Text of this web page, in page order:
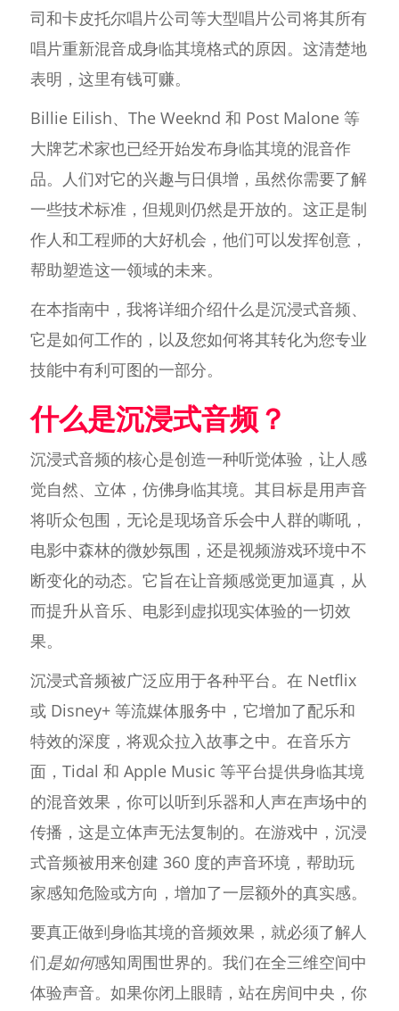
司和卡皮托尔唱片公司等大型唱片公司将其所有
唱片重新混音成身临其境格式的原因。这清楚地
表明，这里有钱可赚。
Billie Eilish、The Weeknd 和 Post Malone 等
大牌艺术家也已经开始发布身临其境的混音作
品。人们对它的兴趣与日俱增，虽然你需要了解
一些技术标准，但规则仍然是开放的。这正是制
作人和工程师的大好机会，他们可以发挥创意，
帮助塑造这一领域的未来。
在本指南中，我将详细介绍什么是沉浸式音频、
它是如何工作的，以及您如何将其转化为您专业
技能中有利可图的一部分。
什么是沉浸式音频？
沉浸式音频的核心是创造一种听觉体验，让人感
觉自然、立体，仿佛身临其境。其目标是用声音
将听众包围，无论是现场音乐会中人群的嘶吼，
电影中森林的微妙氛围，还是视频游戏环境中不
断变化的动态。它旨在让音频感觉更加逼真，从
而提升从音乐、电影到虚拟现实体验的一切效
果。
沉浸式音频被广泛应用于各种平台。在 Netflix
或 Disney+ 等流媒体服务中，它增加了配乐和
特效的深度，将观众拉入故事之中。在音乐方
面，Tidal 和 Apple Music 等平台提供身临其境
的混音效果，你可以听到乐器和人声在声场中的
传播，这是立体声无法复制的。在游戏中，沉浸
式音频被用来创建 360 度的声音环境，帮助玩
家感知危险或方向，增加了一层额外的真实感。
要真正做到身临其境的音频效果，就必须了解人
们是如何感知周围世界的。我们在全三维空间中
体验声音。如果你闭上眼睛，站在房间中央，你